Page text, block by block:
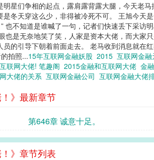
星们争相的起点，露肩露背露大腿，今天老
冬天穿这么少，非得被冷死不可。 王旭今
也不知道是谁喊了一句，记者们快速丢下采
也是无奈地笑了笑，人家是资本大佬，而大
的引导下朝着前面走去。 老马收到消息就在
拍照...15年互联网金融妖股 2015 互联网金
联网大佬! 笔趣阁 2015金融和互联网大佬 金
大佬的关系 互联网金融公司 互联网金融大佬
》最新章节
第646章 诚意十足。
》章节列表